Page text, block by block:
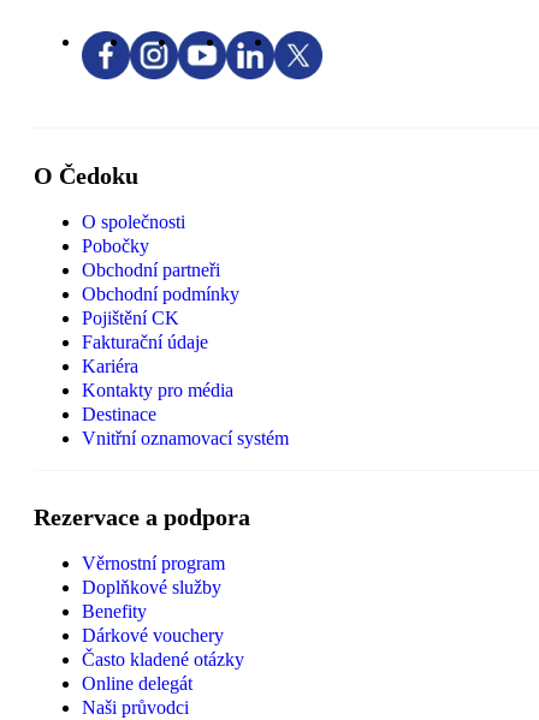
O Čedoku
O společnosti
Pobočky
Obchodní partneři
Obchodní podmínky
Pojištění CK
Fakturační údaje
Kariéra
Kontakty pro média
Destinace
Vnitřní oznamovací systém
Rezervace a podpora
Věrnostní program
Doplňkové služby
Benefity
Dárkové vouchery
Často kladené otázky
Online delegát
Naši průvodci